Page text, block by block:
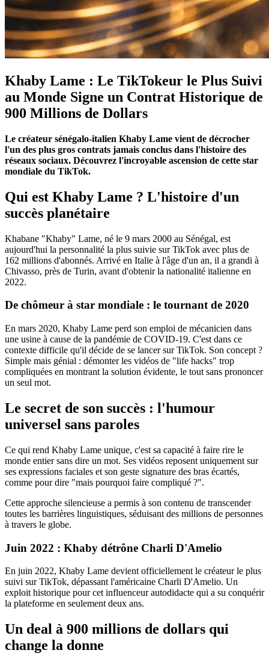
Khaby Lame : Le TikTokeur le Plus Suivi
au Monde Signe un Contrat Historique de
900 Millions de Dollars
Le créateur sénégalo-italien Khaby Lame vient de décrocher
l'un des plus gros contrats jamais conclus dans l'histoire des
réseaux sociaux. Découvrez l'incroyable ascension de cette star
mondiale du TikTok.
Qui est Khaby Lame ? L'histoire d'un
succès planétaire
Khabane "Khaby" Lame, né le 9 mars 2000 au Sénégal, est
aujourd'hui la personnalité la plus suivie sur TikTok avec plus de
162 millions d'abonnés. Arrivé en Italie à l'âge d'un an, il a grandi à
Chivasso, près de Turin, avant d'obtenir la nationalité italienne en
2022.
De chômeur à star mondiale : le tournant de 2020
En mars 2020, Khaby Lame perd son emploi de mécanicien dans
une usine à cause de la pandémie de COVID-19. C'est dans ce
contexte difficile qu'il décide de se lancer sur TikTok. Son concept ?
Simple mais génial : démonter les vidéos de "life hacks" trop
compliquées en montrant la solution évidente, le tout sans prononcer
un seul mot.
Le secret de son succès : l'humour
universel sans paroles
Ce qui rend Khaby Lame unique, c'est sa capacité à faire rire le
monde entier sans dire un mot. Ses vidéos reposent uniquement sur
ses expressions faciales et son geste signature des bras écartés,
comme pour dire "mais pourquoi faire compliqué ?".
Cette approche silencieuse a permis à son contenu de transcender
toutes les barrières linguistiques, séduisant des millions de personnes
à travers le globe.
Juin 2022 : Khaby détrône Charli D'Amelio
En juin 2022, Khaby Lame devient officiellement le créateur le plus
suivi sur TikTok, dépassant l'américaine Charli D'Amelio. Un
exploit historique pour cet influenceur autodidacte qui a su conquérir
la plateforme en seulement deux ans.
Un deal à 900 millions de dollars qui
change la donne